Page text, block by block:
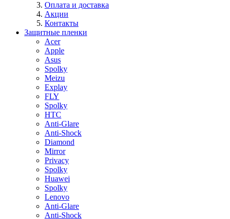
Оплата и доставка
Акции
Контакты
Защитные пленки
Acer
Apple
Asus
Spolky
Meizu
Explay
FLY
Spolky
HTC
Anti-Glare
Anti-Shock
Diamond
Mirror
Privacy
Spolky
Huawei
Spolky
Lenovo
Anti-Glare
Anti-Shock